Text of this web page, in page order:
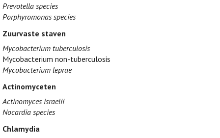
Prevotella species
Porphyromonas species
Zuurvaste staven
Mycobacterium tuberculosis
Mycobacterium non-tuberculosis
Mycobacterium leprae
Actinomyceten
Actinomyces israelii
Nocardia species
Chlamydia